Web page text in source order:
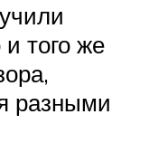
того же
разными